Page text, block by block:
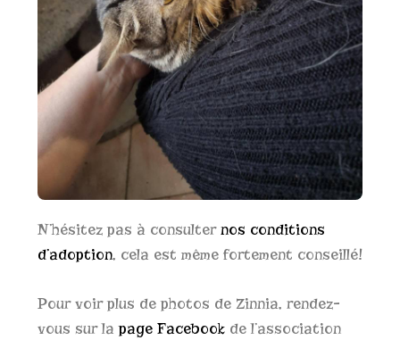
N’hésitez pas à consulternos conditions
d’adoption, cela est même fortement conseillé!
Pour voir plus de photos de Zinnia, rendez-
vous sur lapage Facebook de l’association